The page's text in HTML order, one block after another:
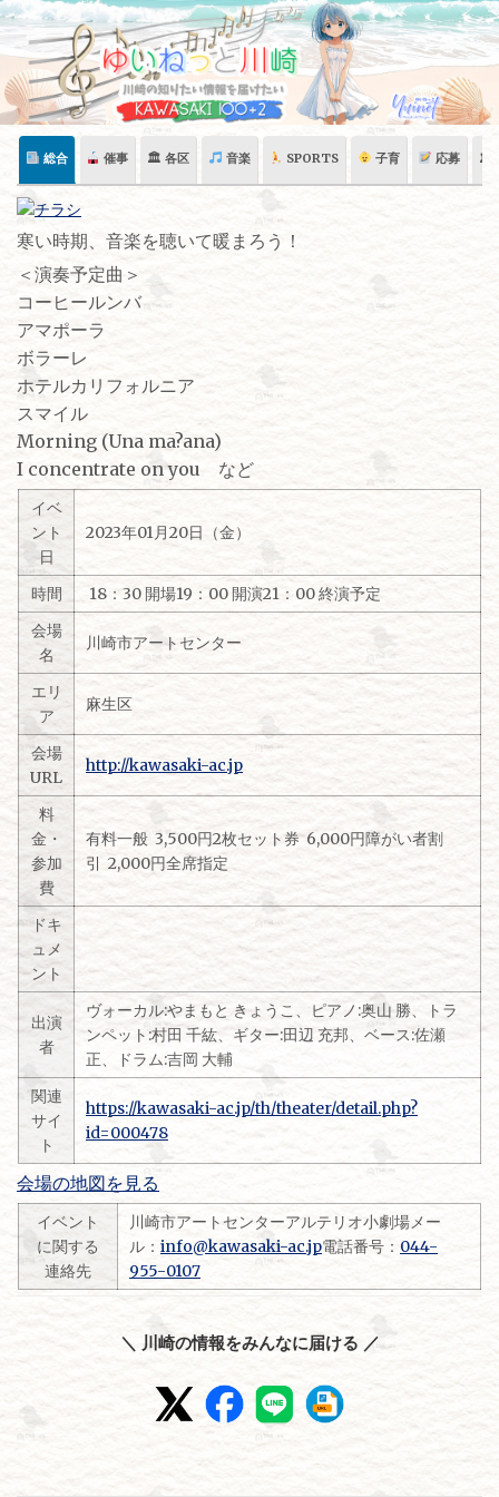
Skip
content
総合 催事 🏛 各区 音楽 SPORTS 子育 応募 🏛
寒い時期、音楽を聴いて暖まろう！
＜演奏予定曲＞
コーヒールンバ
アマポーラ
ボラーレ
ホテルカリフォルニア
スマイル
Morning (Una ma?ana)
I concentrate on you など
イベ
ント
日
2023年01月20日（金）
時間
18：30 開場19：00 開演21：00 終演予定
会場
名
川崎市アートセンター
エリ
ア
麻生区
会場
URL
http://kawasaki-ac.jp
料
金・
参加
費
有料一般 3,500円2枚セット券 6,000円障がい者割
引 2,000円全席指定
ドキ
ュメ
ント
出演
者
ヴォーカル:やまもと きょうこ、ピアノ:奥山 勝、トラ
ンペット:村田 千紘、ギター:田辺 充邦、ベース:佐瀬
正、ドラム:吉岡 大輔
関連
サイ
ト
https://kawasaki-ac.jp/th/theater/detail.php?
id=000478
会場の地図を見る
イベント
に関する
連絡先
川崎市アートセンターアルテリオ小劇場メー
ル： info@kawasaki-ac.jp電話番号： 044-
955-0107
＼ 川崎の情報をみんなに届ける ／